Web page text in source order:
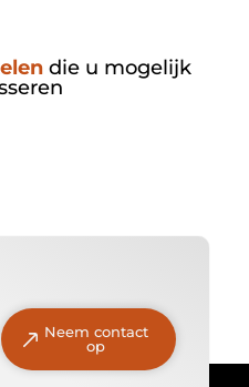
die u mogelijk
Neem contact
op